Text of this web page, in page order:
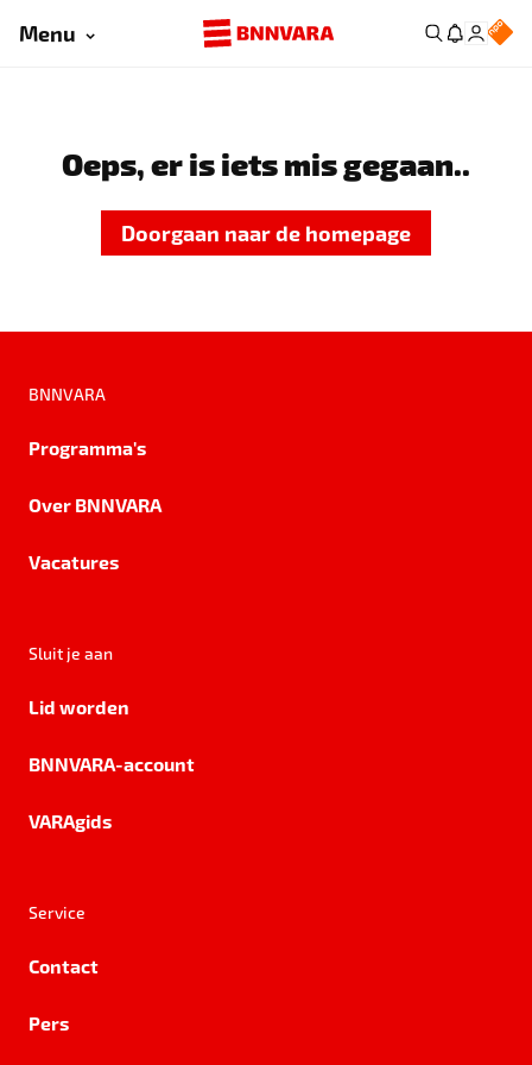
Menu
Oeps, er is iets mis gegaan..
Doorgaan naar de homepage
BNNVARA
Programma's
Over BNNVARA
Vacatures
Sluit je aan
Lid worden
BNNVARA-account
VARAgids
Service
Contact
Pers